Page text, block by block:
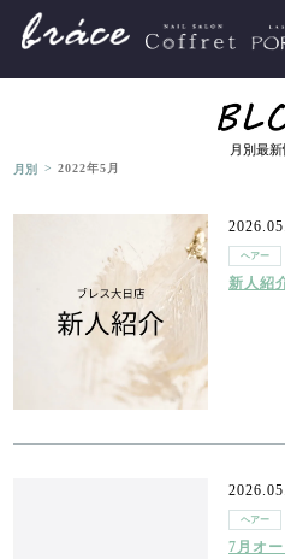
月別最新
月別> 2022年5月
ヘアー
新人紹
ヘアー
7月オ